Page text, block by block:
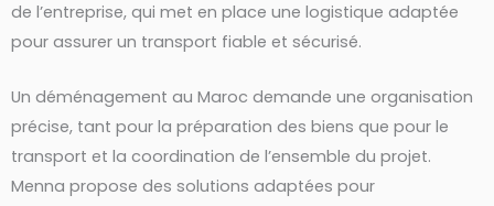
de l’entreprise, qui met en place une logistique adaptée
pour assurer un transport fiable et sécurisé.
Un déménagement au Maroc demande une organisation
précise, tant pour la préparation des biens que pour le
transport et la coordination de l’ensemble du projet.
Menna propose des solutions adaptées pour